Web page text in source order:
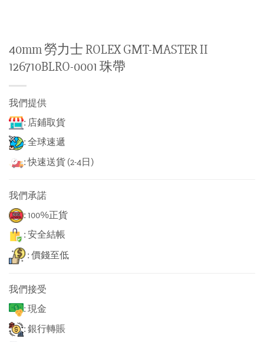
40mm 勞力士 ROLEX GMT-MASTER II
126710BLRO-0001 珠帶
我們提供
: 店鋪取貨
: 全球速遞
: 快速送貨 (2-4日)
我們承諾
: 100%正貨
: 安全結帳
: 價錢至低
我們接受
: 現金
: 銀行轉賬